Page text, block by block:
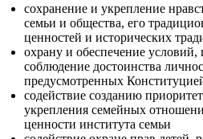
сохранение и укрепление
семьи и общества, его
ценностей и исторических
охрану и обеспечение
соблюдение достоинства
предусмотренных
содействие созданию
укрепления семейных
ценности института семьи